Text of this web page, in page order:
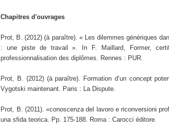
Chapitres d'ouvrages
Prot, B. (2012) (à paraître). « Les dilemmes génériques
: une piste de travail ». In F. Maillard, Former,
professionnalisation des diplômes. Rennes : PUR.
Prot, B. (2012) (à paraître). Formation d’un concept
Vygotski maintenant. Paris : La Dispute.
Prot, B. (2011). «conoscenza del lavoro e riconversioni
una sfida teorica. Pp. 175-188. Roma : Carocci éditore.